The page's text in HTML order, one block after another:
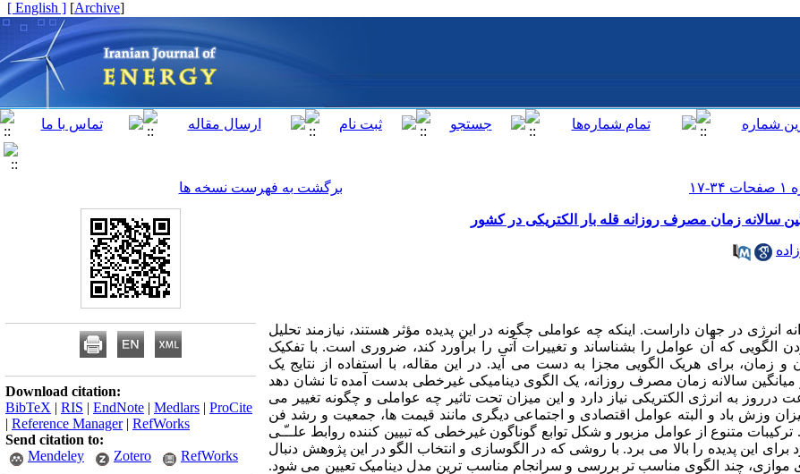
[
Archive
]
[ English ]
برگشت به فهرست نسخه ها
سالانه زمان مصرف روزانه قله بار الکتریکی در کشور
در جهان داراست. اینکه چه عواملی چگونه در این پدیده مؤثر هستند، نیازمند تحلیل
الگویی که آن عوامل را بشناساند و تغییرات آتی را برآورد کند، ضروری است. با تفکیک
و زمان، برای هریک الگویی مجزا به دست می آید. در این مقاله، با استفاده از نتایج یک
سالانه زمان مصرف روزانه، یک الگوی دینامیکی غیرخطی بدست آمده تا نشان دهد
به انرژی الکتریکی نیاز دارد و این میزان تحت تاثیر چه عواملی و چگونه تغییر می
وزش باد و البته عوامل اقتصادی و اجتماعی دیگری مانند قیمت ها، جمعیت و رشد فن
متنوع از عوامل مزبور و شکل توابع گوناگون غیرخطی که تبیین کننده روابط علـﹽـی
برای این پدیده را بالا می برد. با روشی که در الگوسازی و انتخاب الگو در این پژوهش دنبال
موازی، چند الگوی مناسب تر بررسی و سرانجام مناسب ترین مدل دینامیک تعیین می شود.
Download citation:
BibTeX | RIS | EndNote | Medlars | ProCite
| Reference Manager| RefWorks
Send citation to:
Mendeley
Zotero RefWorks